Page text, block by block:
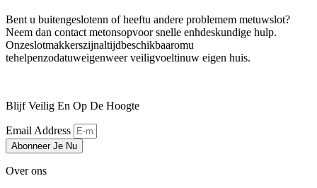
Bent u buitengeslotenn of heeftu andere problemem metuwslot?
Neem dan contact metonsopvoor snelle enhdeskundige hulp.
Onzeslotmakkerszijnaltijdbeschikbaaromu
tehelpenzodatuweigenweer veiligvoeltinuw eigen huis.
Blijf Veilig En Op De Hoogte
Email Address
Abonneer Je Nu
Over ons